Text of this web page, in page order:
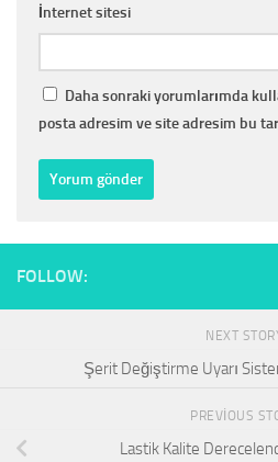
İnternet sitesi
Daha sonraki yorumlarımda
posta adresim ve site adresim bu
FOLLOW:
NEXT
Şerit Değiştirme Uyarı
PREVIOUS
Lastik Kalite